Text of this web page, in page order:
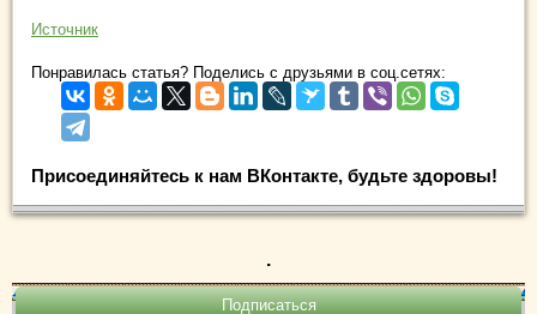
Источник
Понравилась статья? Поделись с друзьями в соц.сетях:
Присоединяйтесь к нам ВКонтакте, будьте здоровы!
.